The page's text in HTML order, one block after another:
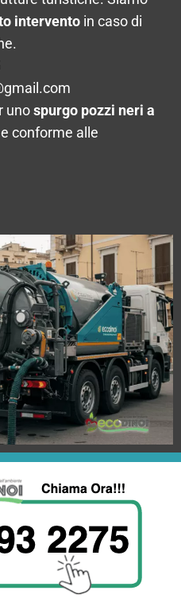
intervento in caso di
unospurgo pozzi neri a
conforme alle